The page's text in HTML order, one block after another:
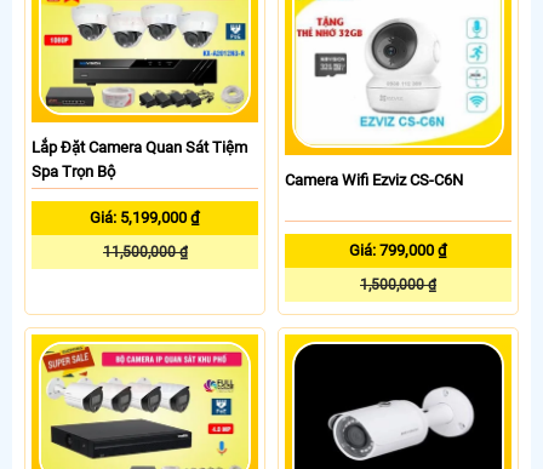
Lắp Đặt Camera Quan Sát Tiệm
Spa Trọn Bộ
Giá: 5,199,000 ₫
11,500,000 ₫
Camera Wifi Ezviz CS-C6N
Giá: 799,000 ₫
1,500,000 ₫